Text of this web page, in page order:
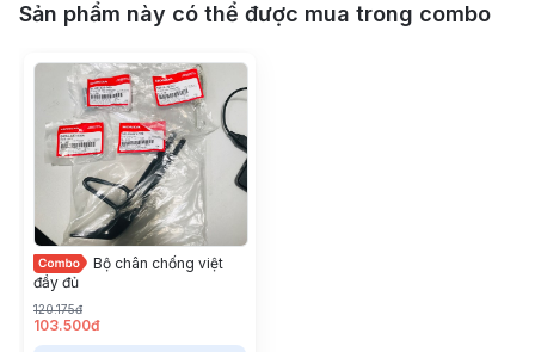
Sản phẩm này có thể được mua trong combo
Bộ chân chống việt
đầy đủ
120.175đ
103.500đ